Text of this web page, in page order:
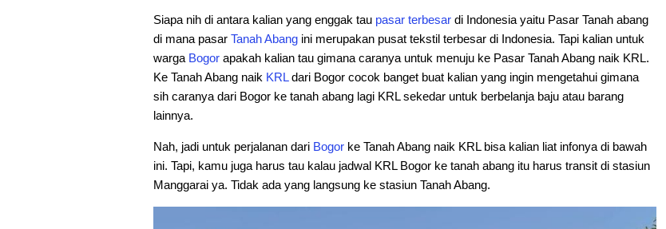
Siapa nih di antara kalian yang enggak tau pasar terbesar di Indonesia yaitu Pasar Tanah abang
di mana pasar TanahAbang ini merupakan pusat tekstil terbesar di Indonesia. Tapi kalian untuk
warga Bogor apakah kalian tau gimana caranya untuk menuju ke Pasar Tanah Abang naik KRL.
Ke Tanah Abang naik KRLdari Bogor cocok banget buat kalian yang ingin mengetahui gimana
sih caranya dari Bogor ke tanah abang lagi KRL sekedar untuk berbelanja baju atau barang
lainnya.
Nah, jadi untuk perjalanan dari Bogor ke Tanah Abang naik KRL bisa kalian liat infonya di bawah
ini. Tapi, kamu juga harus tau kalau jadwal KRL Bogor ke tanah abang itu harus transit di stasiun
Manggarai ya. Tidak ada yang langsung ke stasiun Tanah Abang.